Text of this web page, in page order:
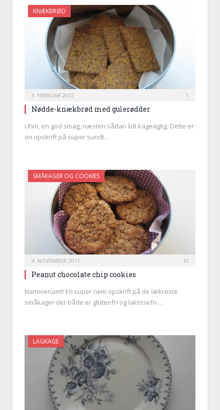
KNÆKBRØD
3. FEBRUAR 2012 1
Nødde-knækbrød med gulerødder
Uhm, en god smag, næsten sådan lidt kageagtig. Dette er
en opskrift på super sundt…
SMÅKAGER OG COOKIES
4. NOVEMBER 2011 10
Peanut chocolate chip cookies
Nammenam!! En super nem opskrift på de lækreste
småkager der både er glutenfri og laktosefri.…
LAGKAGE